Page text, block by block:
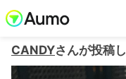
CANDYさんが投稿